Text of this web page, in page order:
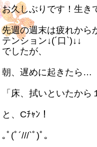
お久しぶりです！生き
先週の週末は疲れか
テンション↓(´口`)↓︎↓︎
でしたが、
朝、遅めに起きたら…
「床、拭いといたか
と、Cﾁｬﾝ！
｡ﾟ(ﾟ´///`ﾟ)ﾟ｡